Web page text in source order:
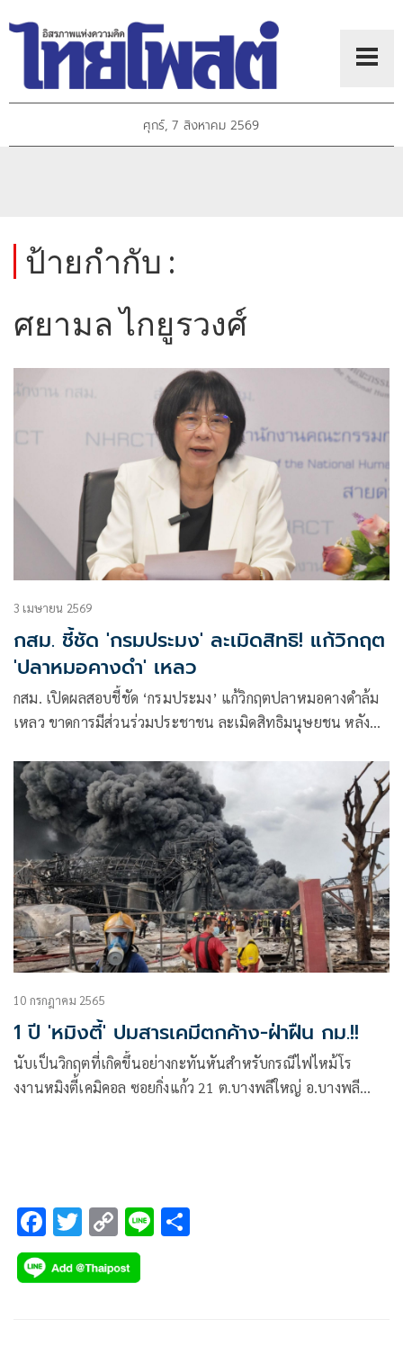
ศุกร์, 7 สิงหาคม 2569
ป้ายกำกับ :
ศยามล ไกยูรวงศ์
3 เมษายน 2569
กสม. ชี้ชัด 'กรมประมง' ละเมิดสิทธิ! แก้วิกฤต
'ปลาหมอคางดำ' เหลว
กสม. เปิดผลสอบชี้ชัด ‘กรมประมง’ แก้วิกฤตปลาหมอคางดำล้ม
เหลว ขาดการมีส่วนร่วมประชาชน ละเมิดสิทธิมนุษยชน หลัง
ประชาชนร่วมคลี่คลาย
10 กรกฎาคม 2565
1 ปี 'หมิงตี้' ปมสารเคมีตกค้าง-ฝ่าฝืน กม.!!
นับเป็นวิกฤตที่เกิดขึ้นอย่างกะทันหันสำหรับกรณีไฟไหม้โร
งงานหมิงตี้เคมิคอล ซอยกิ่งแก้ว 21 ต.บางพลีใหญ่ อ.บางพลี
F
ac
e
T
wi
tt
C
o
p
Li